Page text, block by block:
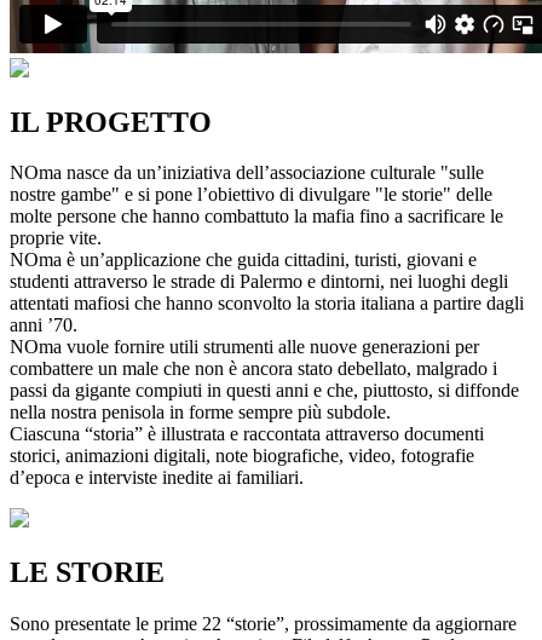
IL PROGETTO
NOma nasce da un’iniziativa dell’associazione culturale "sulle
nostre gambe" e si pone l’obiettivo di divulgare "le storie" delle
molte persone che hanno combattuto la mafia fino a sacrificare le
proprie vite.
NOma è un’applicazione che guida cittadini, turisti, giovani e
studenti attraverso le strade di Palermo e dintorni, nei luoghi degli
attentati mafiosi che hanno sconvolto la storia italiana a partire dagli
anni ’70.
NOma vuole fornire utili strumenti alle nuove generazioni per
combattere un male che non è ancora stato debellato, malgrado i
passi da gigante compiuti in questi anni e che, piuttosto, si diffonde
nella nostra penisola in forme sempre più subdole.
Ciascuna “storia” è illustrata e raccontata attraverso documenti
storici, animazioni digitali, note biografiche, video, fotografie
d’epoca e interviste inedite ai familiari.
LE STORIE
Sono presentate le prime 22 “storie”, prossimamente da aggiornare